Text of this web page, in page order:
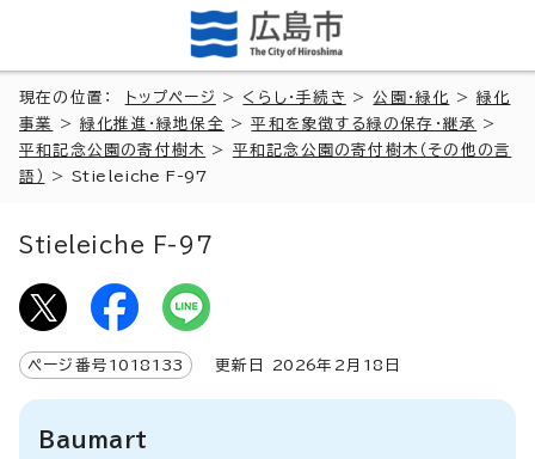
現在の位置： トップページ > くらし・手続き >公園・緑化 >緑化
事業
>緑化推進・緑地保全 >平和を象徴する緑の保存・継承
>
平和記念公園の寄付樹木
> 平和記念公園の寄付樹木（その他の言
語）
>Stieleiche F-97
Stieleiche F-97
ページ番号 1018133 更新日 2026年2月 18 日
Baumart